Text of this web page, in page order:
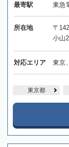
最寄駅 東急
所在地
〒
小山
対応エリア 東京
東京都